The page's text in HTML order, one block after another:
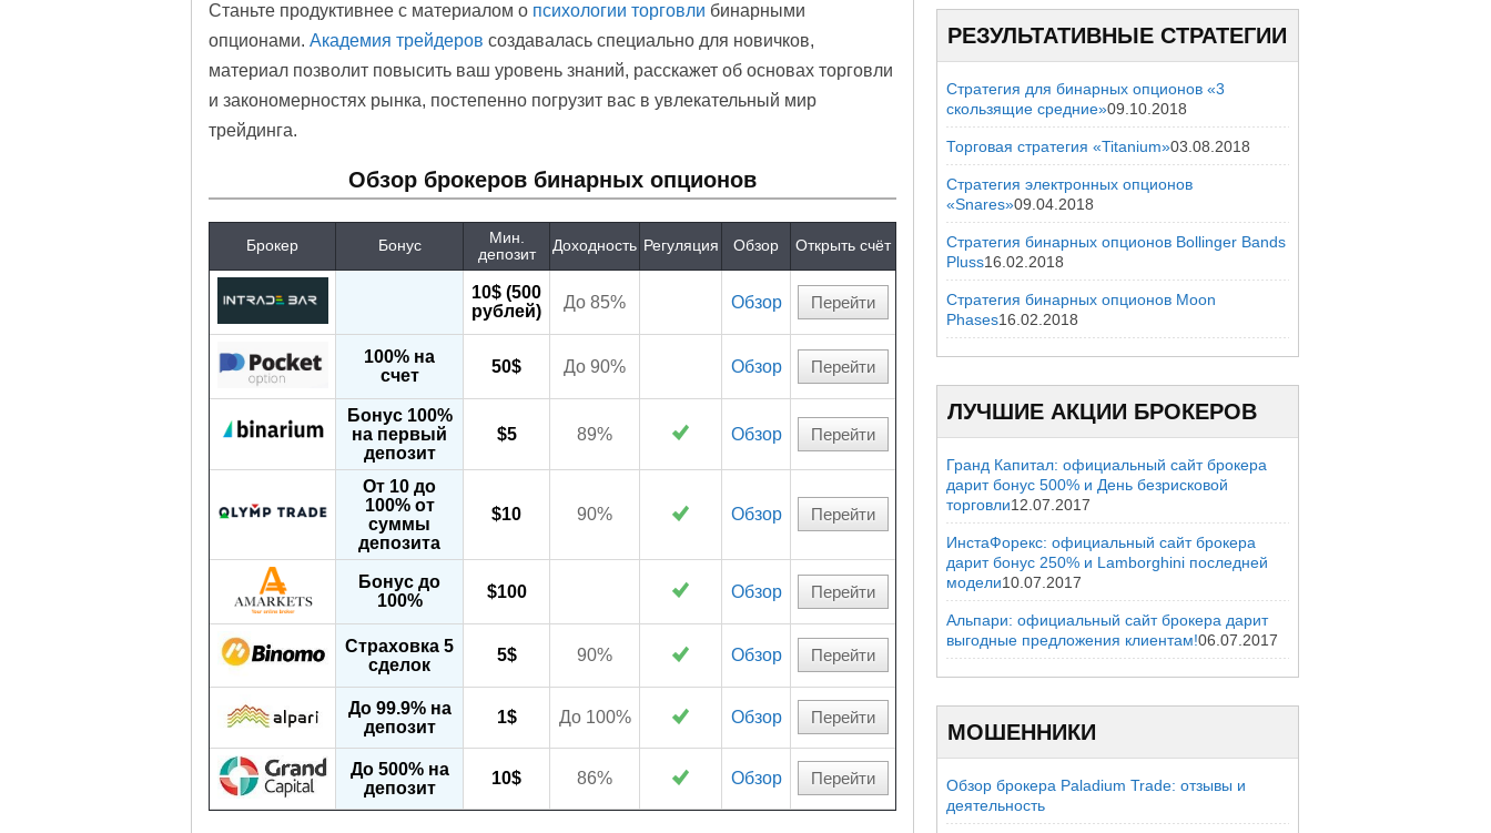
Станьте продуктивнее с материалом о психологии торговли бинарными
опционами. Академия трейдеров создавалась специально для новичков,
материал позволит повысить ваш уровень знаний, расскажет об основах торговли
и закономерностях рынка, постепенно погрузит вас в увлекательный мир
трейдинга.
Обзор брокеров бинарных опционов
Брокер Бонус
Мин.
депозит
Доходность Регуляция Обзор Открыть счёт
10$ (500
рублей)
До 85% Обзор Перейти
100% на
счет
50$ До 90% Обзор Перейти
Бонус 100%
на первый
депозит
$5 89% Обзор Перейти
От 10 до
100% от
суммы
депозита
$10 90% Обзор Перейти
Бонус до
100%
$100 Обзор Перейти
Страховка 5
сделок
5$ 90% Обзор Перейти
До 99.9% на
депозит
1$ До 100% Обзор Перейти
До 500% на
депозит
10$ 86% Обзор Перейти
РЕЗУЛЬТАТИВНЫЕ СТРАТЕГИИ
Стратегия для бинарных опционов «3
скользящие средние»09.10.2018
Торговая стратегия «Titanium»03.08.2018
Стратегия электронных опционов
«Snares»09.04.2018
Стратегия бинарных опционов Bollinger Bands
Pluss16.02.2018
Стратегия бинарных опционов Moon
Phases16.02.2018
ЛУЧШИЕ АКЦИИ БРОКЕРОВ
Гранд Капитал: официальный сайт брокера
дарит бонус 500% и День безрисковой
торговли12.07.2017
ИнстаФорекс: официальный сайт брокера
дарит бонус 250% и Lamborghini последней
модели10.07.2017
Альпари: официальный сайт брокера дарит
выгодные предложения клиентам!06.07.2017
МОШЕННИКИ
Обзор брокера Paladium Trade: отзывы и
деятельность